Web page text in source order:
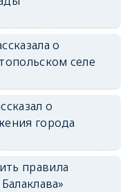
о
селе
о
города
правила